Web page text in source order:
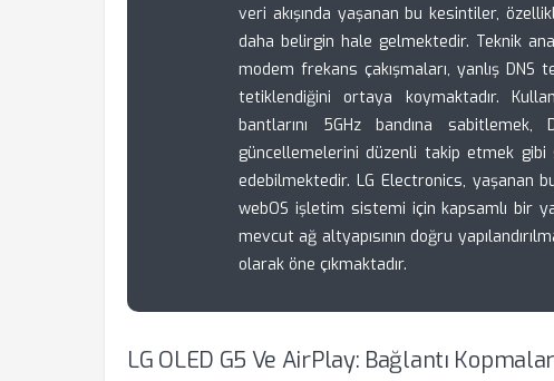
veri akışında yaşanan bu kesintiler,
daha belirgin hale gelmektedir. Teknik
modem frekans çakışmaları, yanlış DNS
tetiklendiğini ortaya koymaktadır.
bantlarını 5GHz bandına
güncellemelerini düzenli takip etmek
edebilmektedir. LG Electronics, yaşanan
webOS işletim sistemi için kapsamlı bir
mevcut ağ altyapısının doğru
olarak öne çıkmaktadır.
LG OLED G5 Ve AirPlay: Bağlantı